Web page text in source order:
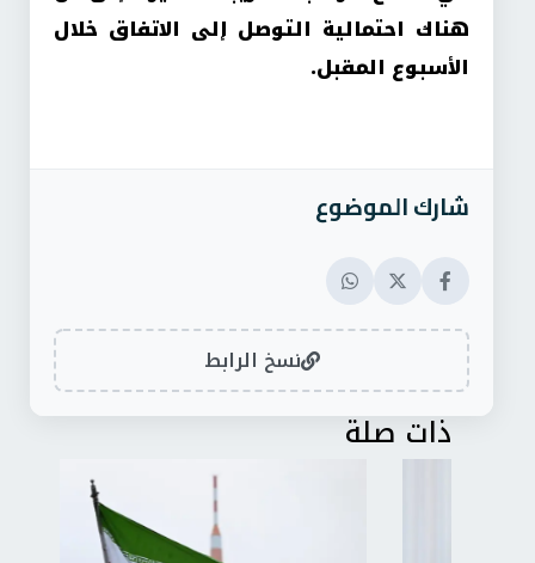
هناك احتمالية التوصل إلى الاتفاق خلال
الأسبوع المقبل.
شارك الموضوع
نسخ الرابط
ذات صلة